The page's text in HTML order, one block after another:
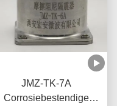
JMZ-TK-7A
Corrosiebestendige